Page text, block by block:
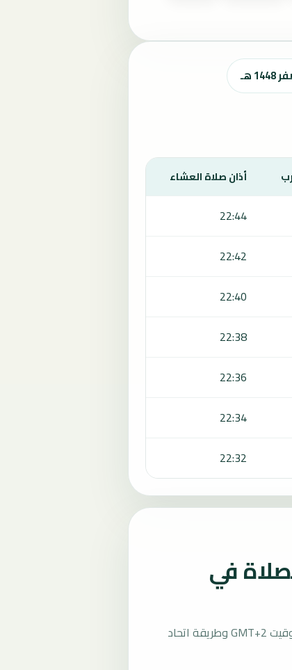
أذان صلاة العشاء
22:44
22:42
22:40
22:38
22:36
22:34
22:32
في
تُحسب مواقيت الصلاة في شوليه، فرنسا بحسب توقيت GMT+2 وطريقة اتحاد